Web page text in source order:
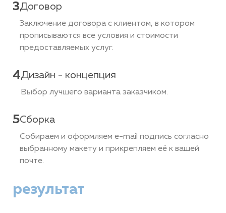
3Договор
Заключение договора с клиентом, в котором
прописываются все условия и стоимости
предоставляемых услуг.
4Дизайн - концепция
Выбор лучшего варианта заказчиком.
5Сборка
Собираем и оформляем e-mail подпись согласно
выбранному макету и прикрепляем её к вашей
почте.
результат